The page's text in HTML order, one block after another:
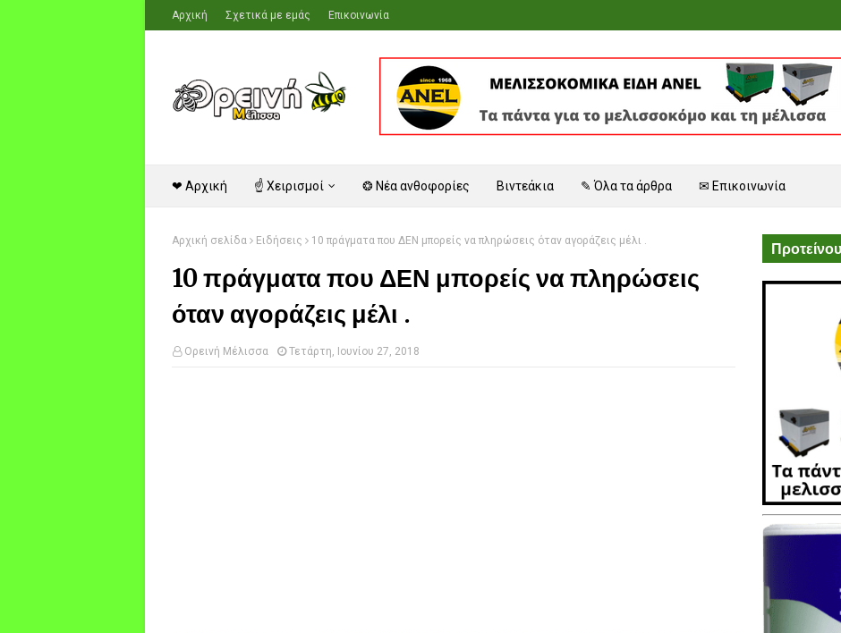
Αρχική Σχετικά με εμάς Επικοινωνία
❤ Αρχική ☝ Χειρισμοί ❂ Νέα ανθοφορίες Βιντεάκια ✎ Όλα τα άρθρα ✉ Επικοινωνία
Αρχική σελίδα Ειδήσεις 10 πράγματα που ΔΕΝ μπορείς να πληρώσεις όταν αγοράζεις μέλι .
10 πράγματα που ΔΕΝ μπορείς να πληρώσεις
όταν αγοράζεις μέλι .
Ορεινή Μέλισσα Τετάρτη, Ιουνίου 27, 2018